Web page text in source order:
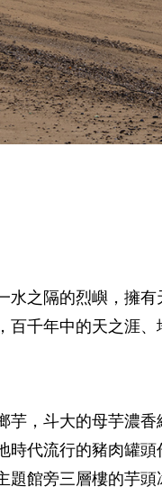
水之隔的烈嶼，擁
千年中的天之涯、
芋，斗大的母芋濃
代流行的豬肉罐
館旁三層樓的芋頭